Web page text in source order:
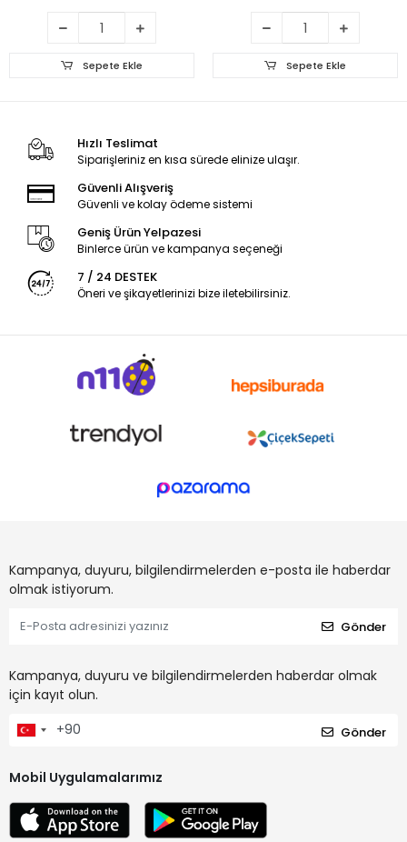
Sepete Ekle Sepete Ekle
Hızlı Teslimat
Siparişleriniz en kısa sürede elinize ulaşır.
Güvenli Alışveriş
Güvenli ve kolay ödeme sistemi
Geniş Ürün Yelpazesi
Binlerce ürün ve kampanya seçeneği
7 / 24 DESTEK
Öneri ve şikayetlerinizi bize iletebilirsiniz.
Kampanya, duyuru, bilgilendirmelerden e-posta ile haberdar
olmak istiyorum.
Gönder
Kampanya, duyuru ve bilgilendirmelerden haberdar olmak
için kayıt olun.
Gönder
Mobil Uygulamalarımız